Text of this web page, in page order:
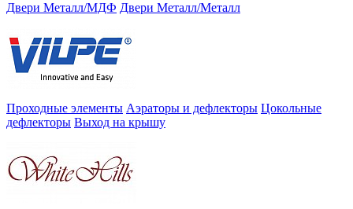
Двери Металл/МДФ Двери Металл/Металл
Проходные элементы Аэраторы и дефлекторы Цокольные
дефлекторы Выход на крышу